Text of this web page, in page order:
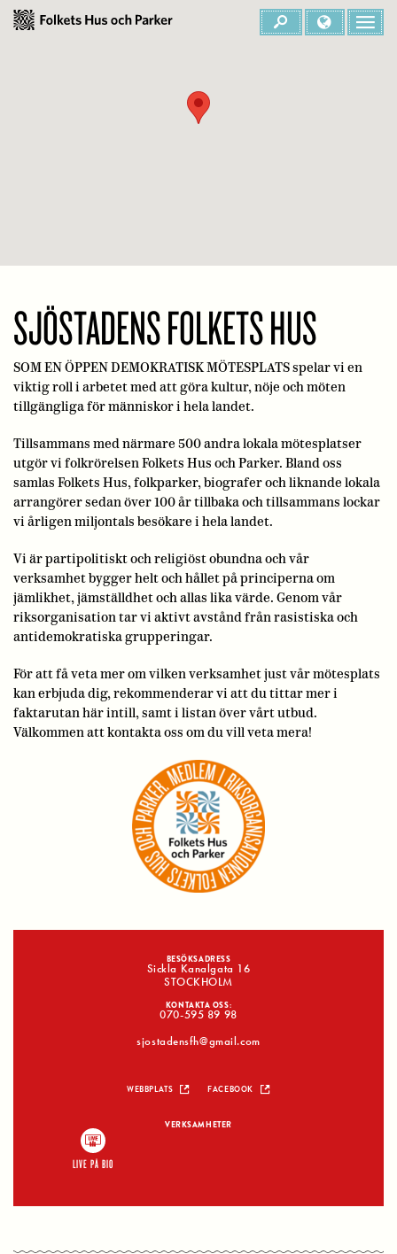
SJÖSTADENS FOLKETS HUS
SOM EN ÖPPEN DEMOKRATISK MÖTESPLATS spelar vi en
viktig roll i arbetet med att göra kultur, nöje och möten
tillgängliga för människor i hela landet.
Tillsammans med närmare 500 andra lokala mötesplatser
utgör vi folkrörelsen Folkets Hus och Parker. Bland oss
samlas Folkets Hus, folkparker, biografer och liknande lokala
arrangörer sedan över 100 år tillbaka och tillsammans lockar
vi årligen miljontals besökare i hela landet.
Vi är partipolitiskt och religiöst obundna och vår
verksamhet bygger helt och hållet på principerna om
jämlikhet, jämställdhet och allas lika värde. Genom vår
riksorganisation tar vi aktivt avstånd från rasistiska och
antidemokratiska grupperingar.
För att få veta mer om vilken verksamhet just vår mötesplats
kan erbjuda dig, rekommenderar vi att du tittar mer i
faktarutan här intill, samt i listan över vårt utbud.
Välkommen att kontakta oss om du vill veta mera!
BESÖKSADRESS
Sickla Kanalgata 16
STOCKHOLM
KONTAKTA OSS:
070-595 89 98
sjostadensfh@gmail.com
WEBBPLATS FACEBOOK
VERKSAMHETER
LIVE PÅ BIO